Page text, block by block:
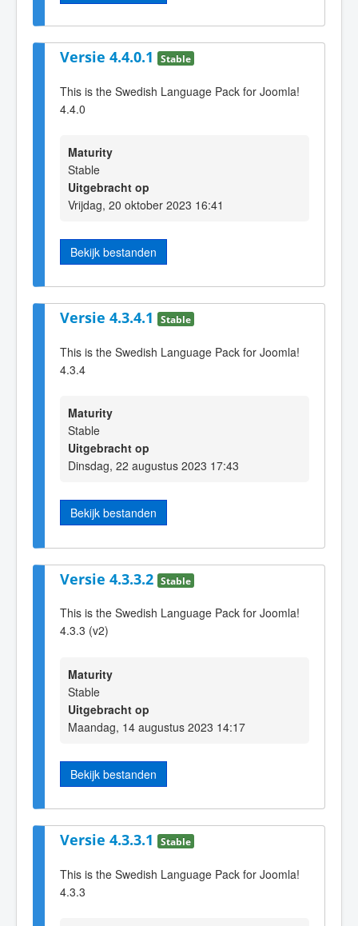
Versie 4.4.0.1 Stable
This is the Swedish Language Pack for Joomla!
4.4.0
Maturity
Stable
Uitgebracht op
Vrijdag, 20 oktober 2023 16:41
Bekijk bestanden
Versie 4.3.4.1 Stable
This is the Swedish Language Pack for Joomla!
4.3.4
Maturity
Stable
Uitgebracht op
Dinsdag, 22 augustus 2023 17:43
Bekijk bestanden
Versie 4.3.3.2 Stable
This is the Swedish Language Pack for Joomla!
4.3.3 (v2)
Maturity
Stable
Uitgebracht op
Maandag, 14 augustus 2023 14:17
Bekijk bestanden
Versie 4.3.3.1 Stable
This is the Swedish Language Pack for Joomla!
4.3.3